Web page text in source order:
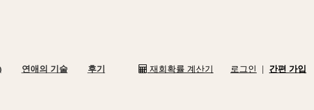
재회확률 계산기 로그인 | 간편 가입
연애의 기술 후기